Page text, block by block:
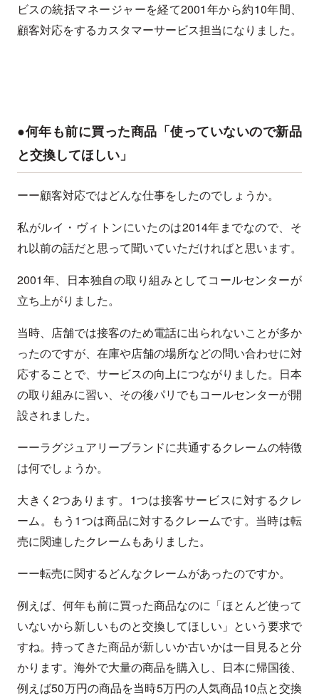
ビスの統括マネージャーを経て2001年から約10年間、
顧客対応をするカスタマーサービス担当になりました。
●何年も前に買った商品「使っていないので新品
と交換してほしい」
ーー顧客対応ではどんな仕事をしたのでしょうか。
私がルイ・ヴィトンにいたのは2014年までなので、そ
れ以前の話だと思って聞いていただければと思います。
2001年、日本独自の取り組みとしてコールセンターが
立ち上がりました。
当時、店舗では接客のため電話に出られないことが多か
ったのですが、在庫や店舗の場所などの問い合わせに対
応することで、サービスの向上につながりました。日本
の取り組みに習い、その後パリでもコールセンターが開
設されました。
ーーラグジュアリーブランドに共通するクレームの特徴
は何でしょうか。
大きく2つあります。1つは接客サービスに対するクレ
ーム。もう1つは商品に対するクレームです。当時は転
売に関連したクレームもありました。
ーー転売に関するどんなクレームがあったのですか。
例えば、何年も前に買った商品なのに「ほとんど使って
いないから新しいものと交換してほしい」という要求で
すね。持ってきた商品が新しいか古いかは一目見ると分
かります。海外で大量の商品を購入し、日本に帰国後、
例えば50万円の商品を当時5万円の人気商品10点と交換